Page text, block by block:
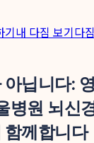
기내 다짐 보기다
닙니다:
병원 뇌신
함께합니다